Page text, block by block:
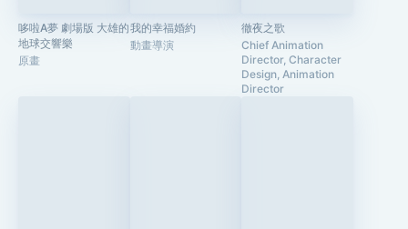
哆啦A夢 劇場版 大雄的
地球交響樂
原畫
我的幸福婚約
動畫導演
徹夜之歌
Chief Animation
Director, Character
Design, Animation
Director